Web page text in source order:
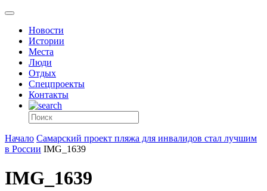
Новости
Истории
Места
Люди
Отдых
Спецпроекты
Контакты
Начало Самарский проект пляжа для инвалидов стал лучшим
в России IMG_1639
IMG_1639